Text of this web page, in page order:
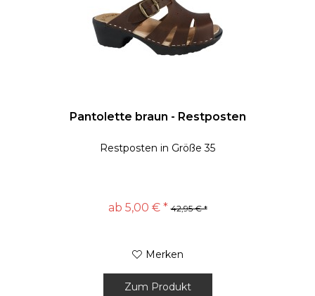
Pantolette braun - Restposten
Restposten in Größe 35
ab 5,00 € * 42,95 € *
Merken
Zum Produkt